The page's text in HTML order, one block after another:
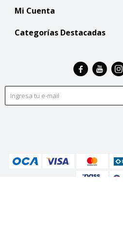
Mi Cuenta
Categorías Destacadas
  